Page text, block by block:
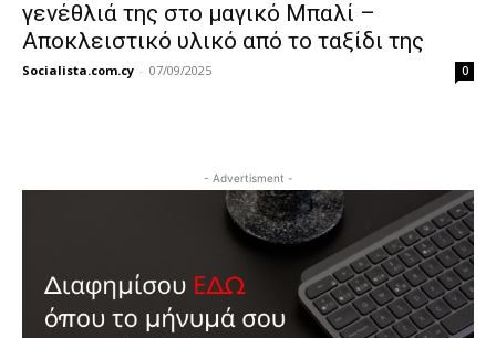
γενέθλιά της στο μαγικό Μπαλί –
Αποκλειστικό υλικό από το ταξίδι της
Socialista.com.cy - 07/09/2025 0
- Advertisment -